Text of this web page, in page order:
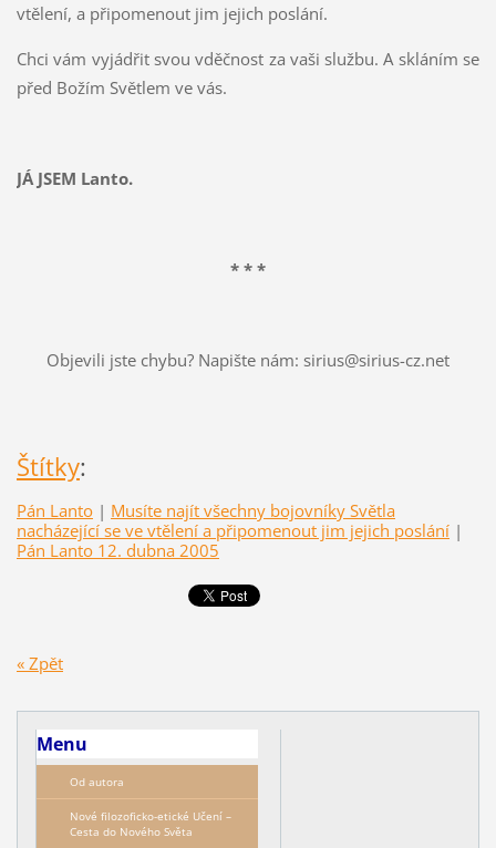
vtělení, a připomenout jim jejich poslání.
Chci vám vyjádřit svou vděčnost za vaši službu. A skláním se
před Božím Světlem ve vás.
JÁ JSEM Lanto.
* * *
Objevili jste chybu? Napište nám: sirius@sirius-cz.net
Štítky:
Pán Lanto | Musíte najít všechny bojovníky Světla
nacházející se ve vtělení a připomenout jim jejich poslání |
Pán Lanto 12. dubna 2005
« Zpět
Menu
Od autora
Nové filozoficko-etické Učení –
Сesta do Nového Světa